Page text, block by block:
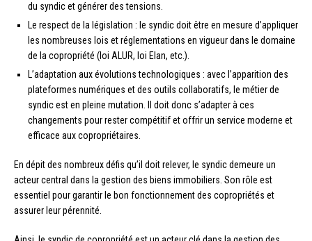
du syndic et générer des tensions.
Le respect de la législation : le syndic doit être en mesure d’appliquer
les nombreuses lois et réglementations en vigueur dans le domaine
de la copropriété (loi ALUR, loi Elan, etc.).
L’adaptation aux évolutions technologiques : avec l’apparition des
plateformes numériques et des outils collaboratifs, le métier de
syndic est en pleine mutation. Il doit donc s’adapter à ces
changements pour rester compétitif et offrir un service moderne et
efficace aux copropriétaires.
En dépit des nombreux défis qu’il doit relever, le syndic demeure un
acteur central dans la gestion des biens immobiliers. Son rôle est
essentiel pour garantir le bon fonctionnement des copropriétés et
assurer leur pérennité.